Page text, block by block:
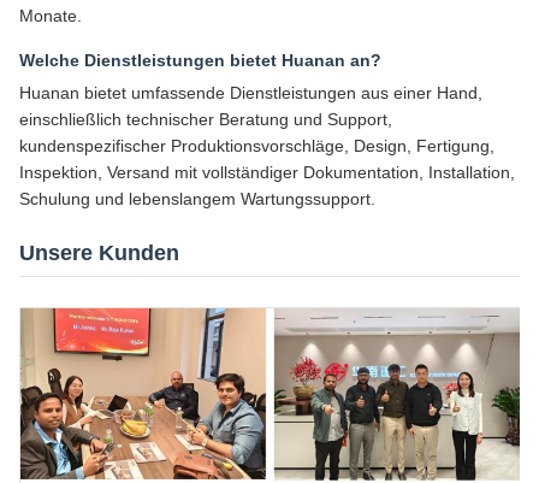
Monate.
Welche Dienstleistungen bietet Huanan an?
Huanan bietet umfassende Dienstleistungen aus einer Hand,
einschließlich technischer Beratung und Support,
kundenspezifischer Produktionsvorschläge, Design, Fertigung,
Inspektion, Versand mit vollständiger Dokumentation, Installation,
Schulung und lebenslangem Wartungssupport.
Unsere Kunden